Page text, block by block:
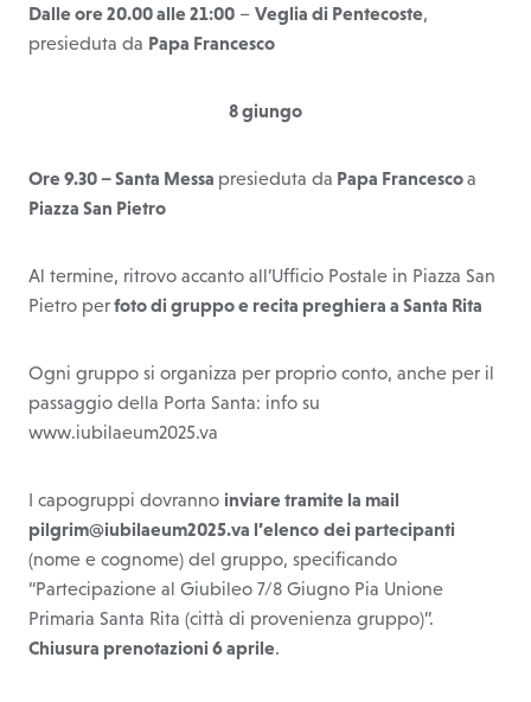
Dalle ore 20.00 alle 21:00 – Veglia di Pentecoste,
presieduta da Papa Francesco
8 giungo
Ore 9.30 – Santa Messa presieduta da Papa Francescoa
Piazza San Pietro
Al termine, ritrovo accanto all’Ufficio Postale in Piazza San
Pietro perfoto di gruppo e recita preghiera a Santa Rita
Ogni gruppo si organizza per proprio conto, anche per il
passaggio della Porta Santa: info su
www.iubilaeum2025.va
I capogruppi dovranno inviare tramite la mail
pilgrim@iubilaeum2025.va l’elenco dei partecipanti
(nome e cognome) del gruppo, specificando
“Partecipazione al Giubileo 7/8 Giugno Pia Unione
Primaria Santa Rita (città di provenienza gruppo)”.
Chiusura prenotazioni 6 aprile.